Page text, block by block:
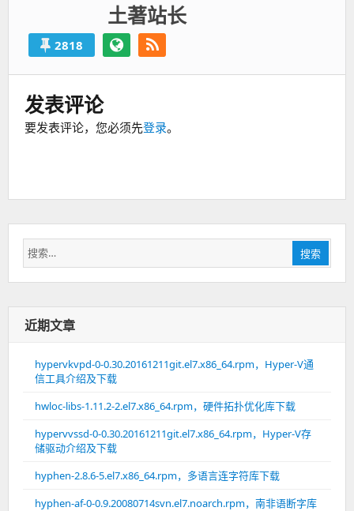
土著站长
2818
发表评论
要发表评论，您必须先登录。
搜
索：
搜索
近期文章
hypervkvpd-0-0.30.20161211git.el7.x86_64.rpm，Hyper-V通
信工具介绍及下载
hwloc-libs-1.11.2-2.el7.x86_64.rpm，硬件拓扑优化库下载
hypervvssd-0-0.30.20161211git.el7.x86_64.rpm，Hyper-V存
储驱动介绍及下载
hyphen-2.8.6-5.el7.x86_64.rpm，多语言连字符库下载
hyphen-af-0-0.9.20080714svn.el7.noarch.rpm，南非语断字库